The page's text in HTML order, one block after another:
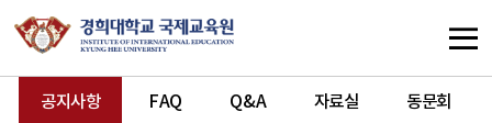
공지사항 FAQ Q&A 자료실 동문회